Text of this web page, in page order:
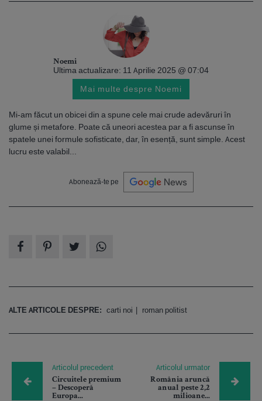
Noemi
Ultima actualizare: 11 Aprilie 2025 @ 07:04
Mai multe despre Noemi
Mi-am făcut un obicei din a spune cele mai crude adevăruri în
glume și metafore. Poate că uneori acestea par a fi ascunse în
spatele unei formule sofisticate, dar, în esență, sunt simple. Acest
lucru este valabil...
Abonează-te pe
ALTE ARTICOLE DESPRE: carti noi roman politist
Articolul precedent
Circuitele premium
– Descoperă
Europa...
Articolul urmator
România aruncă
anual peste 2,2
milioane...